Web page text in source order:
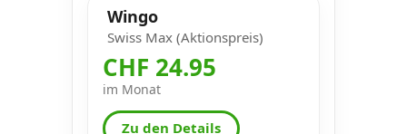
Wingo
Swiss Max (Aktionspreis)
CHF 24.95
im Monat
Zu den Details